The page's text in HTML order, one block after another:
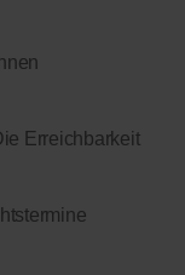
Erreichbarkeit